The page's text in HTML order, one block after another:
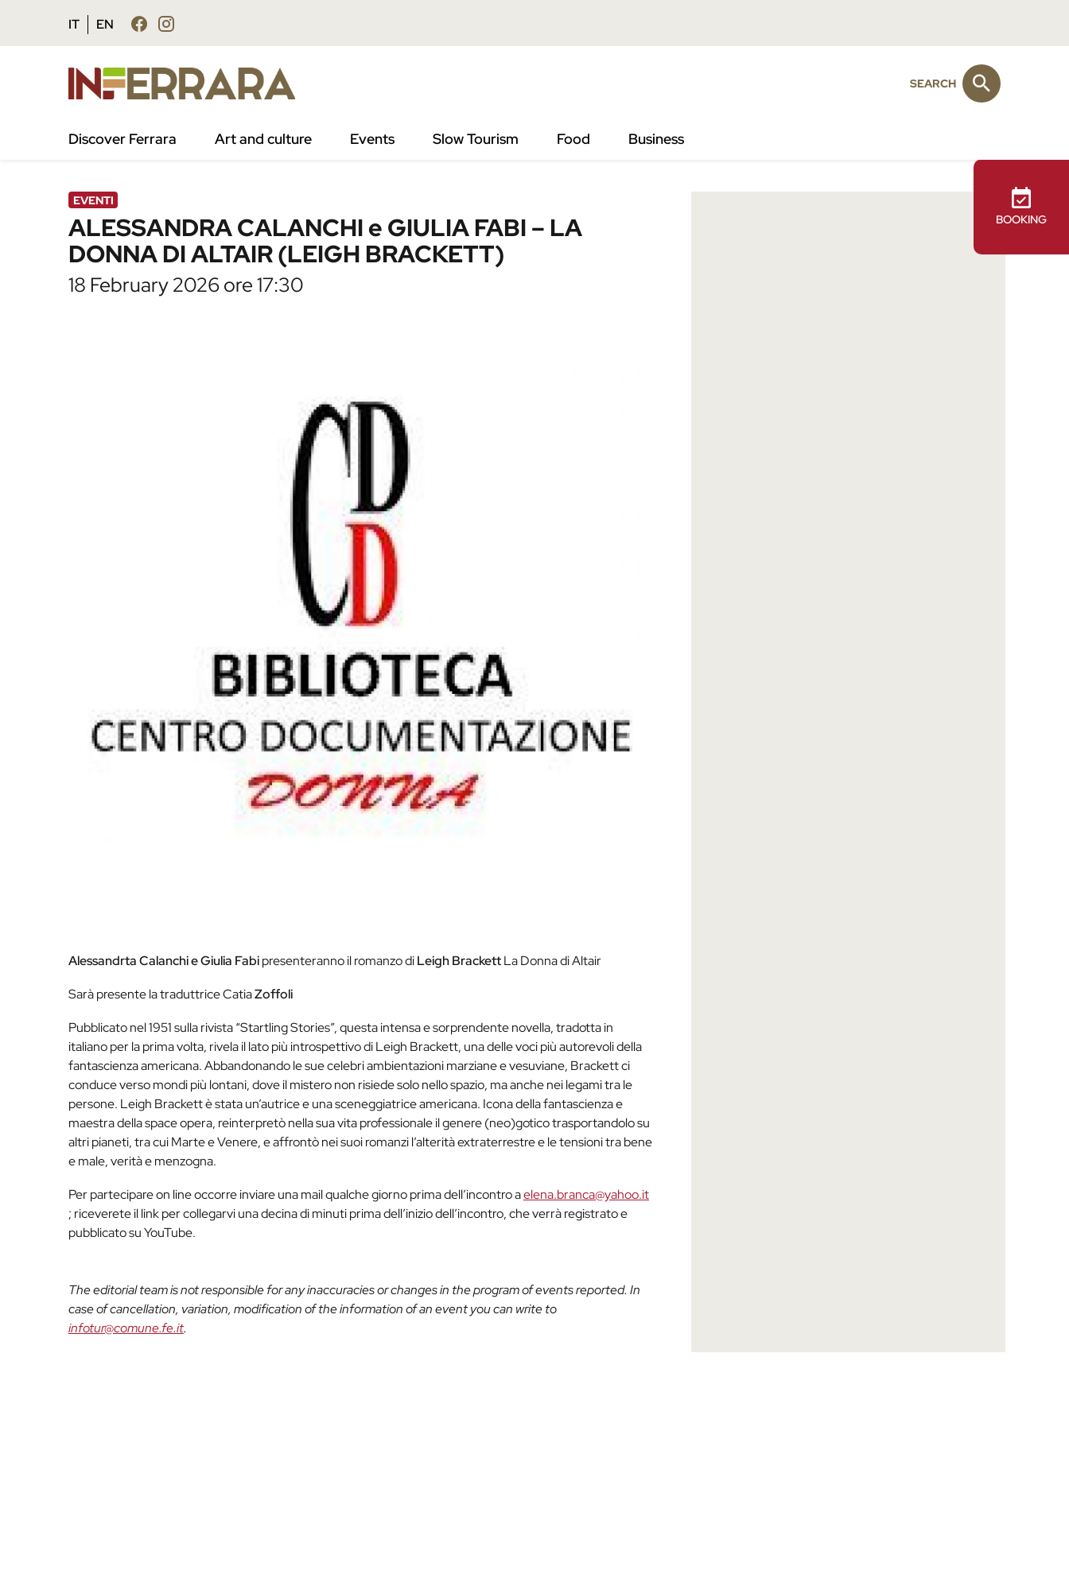
Vai al contenuto principale
Vai al footer
IT EN
BOOKING
SEARCH
Discover Ferrara Art and culture Events Slow Tourism Food Business
/ Agenda / ALESSANDRA CALANCHI e GIULIA FABI – LA DONNA DI ALTAIR (LEIGH BRACKETT)
EVENTI
ALESSANDRA CALANCHI e GIULIA FABI – LA
DONNA DI ALTAIR (LEIGH BRACKETT)
18 February 2026 ore 17:30
Alessandrta Calanchi e Giulia Fabipresenteranno il romanzo diLeigh BrackettLa Donna di Altair
Sarà presente la traduttrice CatiaZoffoli
Pubblicato nel 1951 sulla rivista “Startling Stories”, questa intensa e sorprendente novella, tradotta in
italiano per la prima volta, rivela il lato più introspettivo di Leigh Brackett, una delle voci più autorevoli della
fantascienza americana. Abbandonando le sue celebri ambientazioni marziane e vesuviane, Brackett ci
conduce verso mondi più lontani, dove il mistero non risiede solo nello spazio, ma anche nei legami tra le
persone. Leigh Brackett è stata un’autrice e una sceneggiatrice americana. Icona della fantascienza e
maestra della space opera, reinterpretò nella sua vita professionale il genere (neo)gotico trasportandolo su
altri pianeti, tra cui Marte e Venere, e affrontò nei suoi romanzi l’alterità extraterrestre e le tensioni tra bene
e male, verità e menzogna.
Per partecipare on line occorre inviare una mail qualche giorno prima dell’incontro aelena.branca@yahoo.it
; riceverete il link per collegarvi una decina di minuti prima dell’inizio dell’incontro, che verrà registrato e
pubblicato su YouTube.
The editorial team is not responsible for any inaccuracies or changes in the program of events reported. In
case of cancellation, variation, modification of the information of an event you can write to
infotur@comune.fe.it.